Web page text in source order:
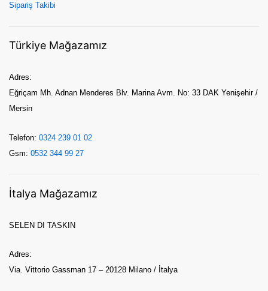
Sipariş Takibi
Türkiye Mağazamız
Adres:
Eğriçam Mh. Adnan Menderes Blv. Marina Avm. No: 33 DAK Yenişehir /
Mersin
Telefon: 0324 239 01 02
Gsm: 0532 344 99 27
İtalya Mağazamız
SELEN DI TASKIN
Adres:
Via. Vittorio Gassman 17 – 20128 Milano / İtalya